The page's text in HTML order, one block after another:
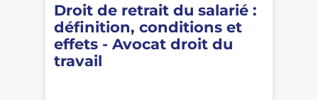
Droit de retrait du salarié :
définition, conditions et
effets - Avocat droit du
travail